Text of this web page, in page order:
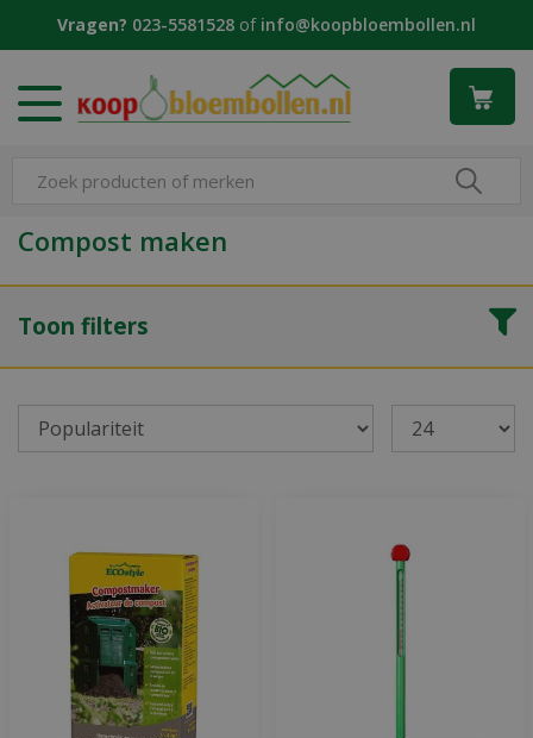
Vragen? 023-5581528 of info@koopbloembollen.nl
Compost maken
Toon filters